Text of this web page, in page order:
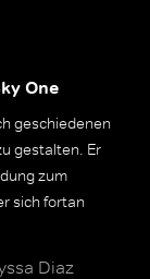
One
geschiedenen
gestalten. Er
zum
sich fortan
Diaz